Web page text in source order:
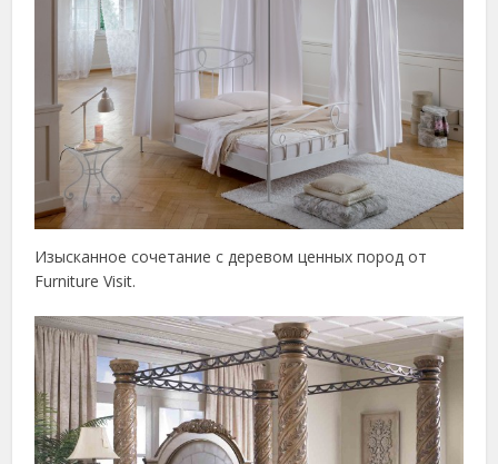
Изысканное сочетание с деревом ценных пород от
Furniture Visit.